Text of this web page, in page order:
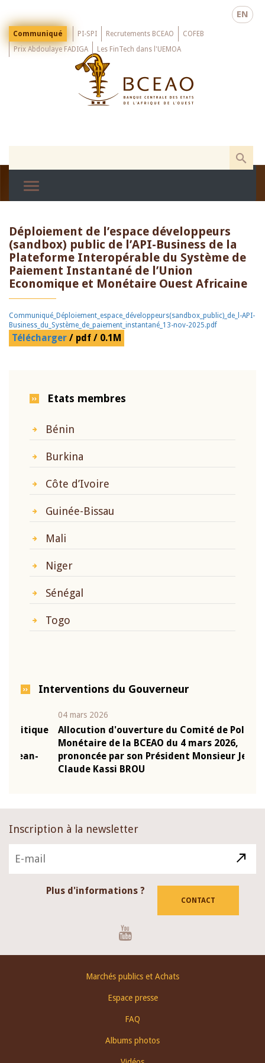
main
EN
Menu
Top
Communiqué PI-SPI Recrutements BCEAO
COFEB
Prix Abdoulaye FADIGA
Les FinTech dans l'UEMOA
Déploiement de l’espace développeurs
(sandbox) public de l’API-Business de la
Plateforme Interopérable du Système de
Paiement Instantané de l’Union
Economique et Monétaire Ouest Africaine
Communiqué_Déploiement_espace_développeurs(sandbox_public)_de_l-API-
Business_du_Système_de_paiement_instantané_13-nov-2025.pdf
Télécharger / pdf / 0.1M
Etats membres
Bénin
Burkina
Côte d’Ivoire
Guinée-Bissau
Mali
Niger
Sénégal
Togo
Interventions du Gouverneur
04 mars 2026
Allocution d'ouverture du Comité de Politique
Monétaire de la BCEAO du 4 mars 2026,
prononcée par son Président Monsieur Jean-
Claude Kassi BROU
Inscription à la newsletter
Plus d'informations ?
CONTACT
Marchés publics et Achats
Espace presse
FAQ
Albums photos